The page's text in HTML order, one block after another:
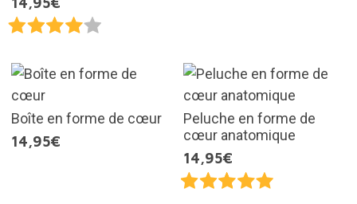
Boîte en forme de cœur
14,95€
Peluche en forme de
cœur anatomique
14,95€